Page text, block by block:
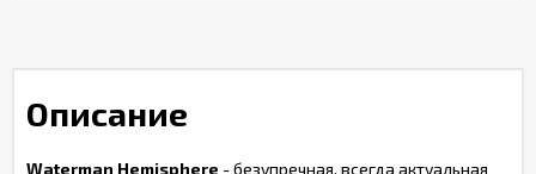
Описание
Waterman Hemisphere - безупречная, всегда актуальная